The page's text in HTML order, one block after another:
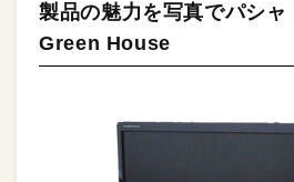
製品の魅力を写真でパシ
Green House